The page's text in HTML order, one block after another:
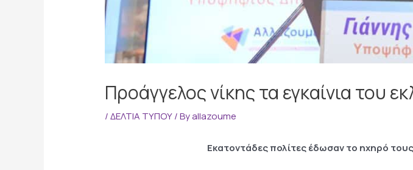
Προάγγελος νίκης τα εγκαίνια του
/ΔΕΛΤΙΑ ΤΥΠΟΥ/ Byallazoume
Εκατοντάδες πολίτες έδωσαν το ηχηρό